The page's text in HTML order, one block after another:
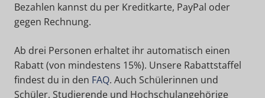
Bezahlen kannst du per Kreditkarte, PayPal oder
gegen Rechnung.
Ab drei Personen erhaltet ihr automatisch einen
Rabatt (von mindestens 15%). Unsere Rabattstaffel
findest du in den FAQ. Auch Schülerinnen und
Schüler, Studierende und Hochschulangehörige